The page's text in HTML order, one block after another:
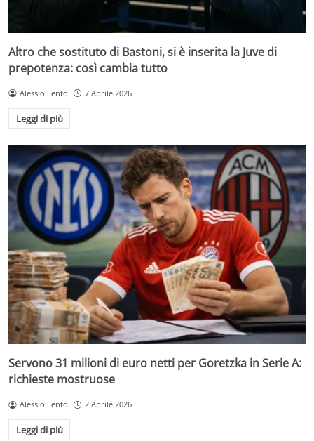
Altro che sostituto di Bastoni, si è inserita la Juve di
prepotenza: così cambia tutto
Alessio Lento 7 Aprile 2026
Leggi di più
Servono 31 milioni di euro netti per Goretzka in Serie A:
richieste mostruose
Alessio Lento 2 Aprile 2026
Leggi di più